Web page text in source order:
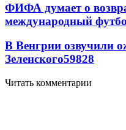
ФИФА думает о
международный
В Венгрии озвучили
Зеленского59828
Читать комментарии